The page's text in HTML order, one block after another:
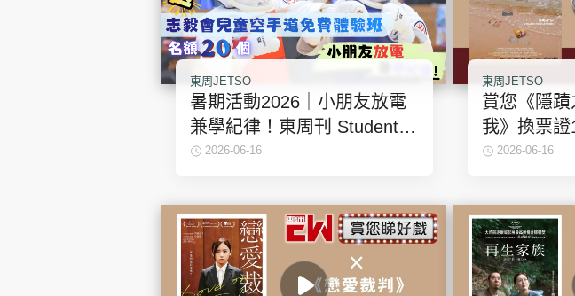
東周JETSO
暑期活動2026｜小朋友放電
兼學紀律！東周刊 Student
Move Up 送「志毅會」兒童
個）
2026-06-16
東周JETSO
賞您《隱蹟
我》換票證
JETSO
2026-06-16